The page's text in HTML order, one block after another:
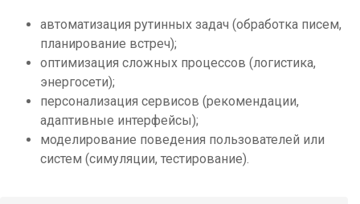
автоматизация рутинных задач (обработка писем,
планирование встреч);
оптимизация сложных процессов (логистика,
энергосети);
персонализация сервисов (рекомендации,
адаптивные интерфейсы);
моделирование поведения пользователей или
систем (симуляции, тестирование).